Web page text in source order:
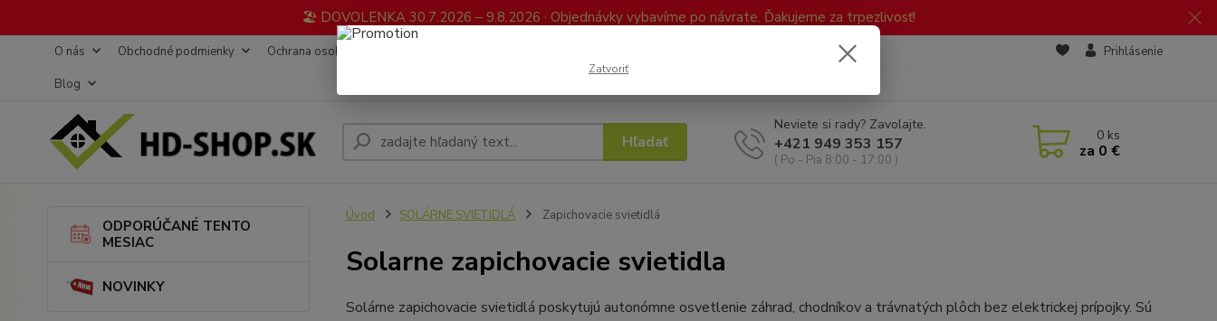
🏖️ DOVOLENKA 30.7.2026 – 9.8.2026 · Objednávky vybavíme po návrate. Ďakujeme za trpezlivosť!
O nás Obchodné podmienky Ochrana osobných údajov
Blog
Prihlásenie
Hľadať
Neviete si rady? Zavolajte.
+421 949 353 157
( Po - Pia 8:00 - 17:00 )
0 ks
za 0 €
ODPORÚČANÉ TENTO
MESIAC
NOVINKY
Úvod SOLÁRNE SVIETIDLÁ Zapichovacie svietidlá
Solarne zapichovacie svietidla
Solárne zapichovacie svietidlá poskytujú autonómne osvetlenie záhrad, chodníkov a trávnatých plôch bez elektrickej prípojky. Sú
Zatvoriť